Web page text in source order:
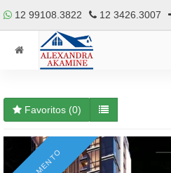
12 99108.3822 12 3426.3007
Favoritos (0)